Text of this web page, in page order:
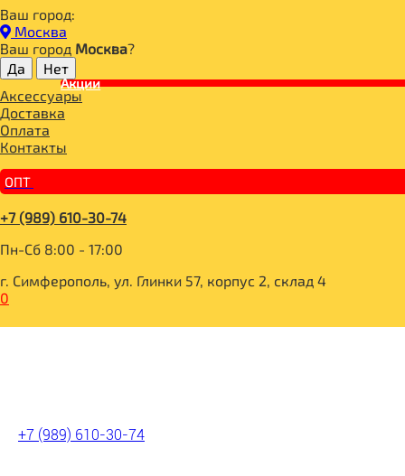
Ваш город:
Москва
Ваш город Москва?
Акции
Аксессуары
Доставка
Оплата
Контакты
ОПТ
+7 (989) 610-30-74
Пн-Сб 8:00 - 17:00
г. Симферополь, ул. Глинки 57, корпус 2, склад 4
0
+7 (989) 610-30-74
Главная
ДЛЯ ЗДОРОВОГО ПИТАНИЯ
БАКАЛЕЯ
СМЕСИ ДЛЯ ВЫПЕЧКИ
POLEZZNO Смесь для выпечки "Универсальная" без